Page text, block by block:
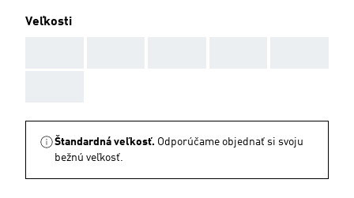
Veľkosti
Štandardná veľkosť. Odporúčame objednať si svoju
bežnú veľkosť.